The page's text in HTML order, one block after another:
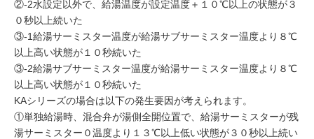
②-2水設定以外で、給湯温度が設定温度＋１０℃以上の状態が３
０秒以上続いた
③-1給湯サーミスター温度が給湯サブサーミスター温度より８℃
以上高い状態が１０秒続いた
③-2給湯サブサーミスター温度が給湯サーミスター温度より８℃
以上高い状態が１０秒続いた
KAシリーズの場合は以下の発生要因が考えられます。
①単独給湯時、混合弁が湯側全開位置で、給湯サーミスターが残
湯サーミスター０温度より１３℃以上低い状態が３０秒以上続い